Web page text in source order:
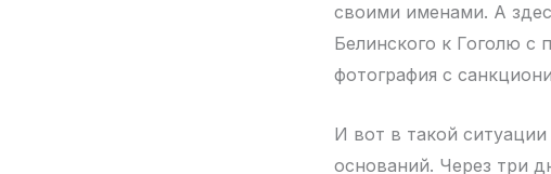
своими именами. А
Белинского к Гоголю с
фотография с
И вот в такой ситуации
оснований. Через три